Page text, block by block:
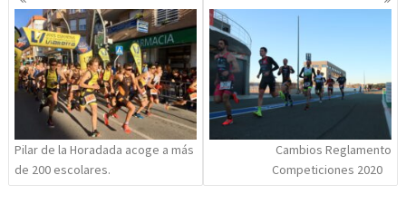
de
entradas
Pilar de la Horadada acoge a más
de 200 escolares.
Cambios Reglamento
Competiciones 2020